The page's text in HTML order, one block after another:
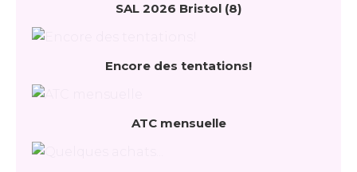
SAL 2026 Bristol (8)
Encore des tentations!
ATC mensuelle